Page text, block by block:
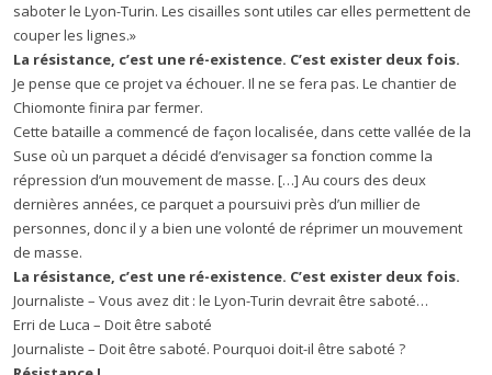
saboter le Lyon-Turin. Les cisailles sont utiles car elles permettent de
couper les lignes.»
La résistance, c’est une ré-existence. C’est exister deux fois.
Je pense que ce projet va échouer. Il ne se fera pas. Le chantier de
Chiomonte finira par fermer.
Cette bataille a commencé de façon localisée, dans cette vallée de la
Suse où un parquet a décidé d’envisager sa fonction comme la
répression d’un mouvement de masse. […] Au cours des deux
dernières années, ce parquet a poursuivi près d’un millier de
personnes, donc il y a bien une volonté de réprimer un mouvement
de masse.
La résistance, c’est une ré-existence. C’est exister deux fois.
Journaliste – Vous avez dit : le Lyon-Turin devrait être saboté…
Erri de Luca – Doit être saboté
Journaliste – Doit être saboté. Pourquoi doit-il être saboté ?